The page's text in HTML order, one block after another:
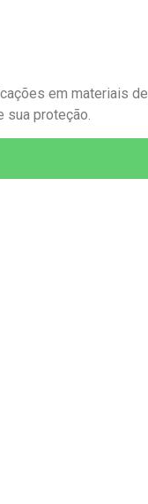
em materiais de
sua proteção.